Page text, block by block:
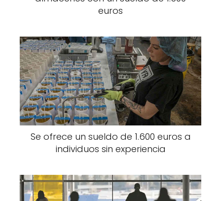
euros
Se ofrece un sueldo de 1.600 euros a
individuos sin experiencia